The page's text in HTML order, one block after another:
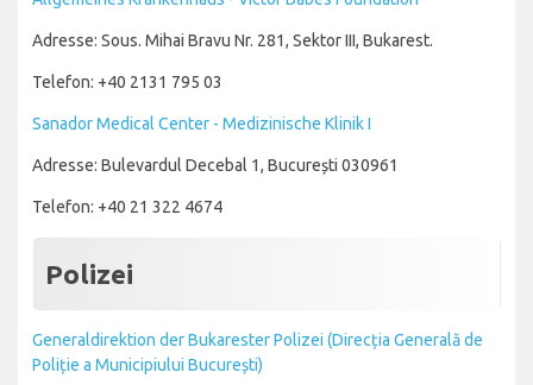
Adresse: Sous. Mihai Bravu Nr. 281, Sektor III, Bukarest.
Telefon: +40 2131 795 03
Sanador Medical Center - Medizinische Klinik I
Adresse: Bulevardul Decebal 1, București 030961
Telefon: +40 21 322 4674
Polizei
Generaldirektion der Bukarester Polizei (Direcția Generală de
Poliție a Municipiului București)